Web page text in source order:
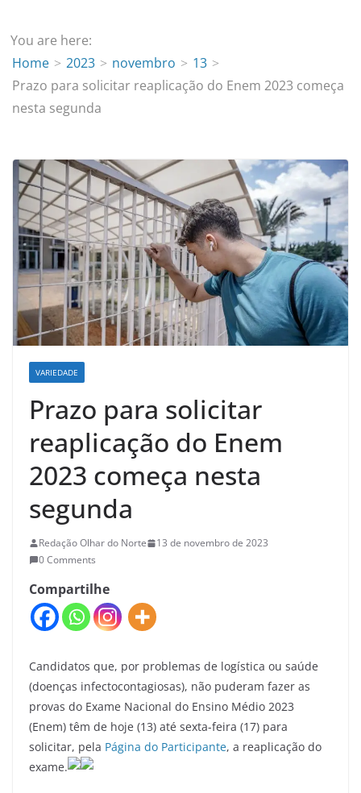
You are here:
Home
2023 novembro
13
Prazo para solicitar reaplicação do Enem 2023 começa
nesta segunda
VARIEDADE
Prazo para solicitar
reaplicação do Enem
2023 começa nesta
segunda
Redação Olhar do Norte
13 de novembro de 2023
0 Comments
Compartilhe
Candidatos que, por problemas de logística ou saúde
(doenças infectocontagiosas), não puderam fazer as
provas do Exame Nacional do Ensino Médio 2023
(Enem) têm de hoje (13) até sexta-feira (17) para
solicitar, pela Página do Participante, a reaplicação do
exame.